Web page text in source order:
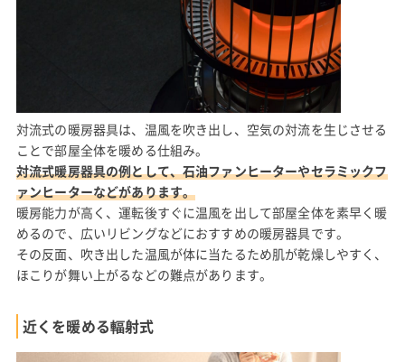
対流式の暖房器具は、温風を吹き出し、空気の対流を生じさせる
ことで部屋全体を暖める仕組み。
対流式暖房器具の例として、石油ファンヒーターやセラミックフ
ァンヒーターなどがあります。
暖房能力が高く、運転後すぐに温風を出して部屋全体を素早く暖
めるので、広いリビングなどにおすすめの暖房器具です。
その反面、吹き出した温風が体に当たるため肌が乾燥しやすく、
ほこりが舞い上がるなどの難点があります。
近くを暖める輻射式